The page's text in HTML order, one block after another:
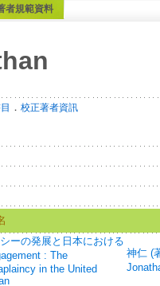
者規範資料
． 校正著者資訊
ーの発展と日本における
: The
in the United
神仁 (